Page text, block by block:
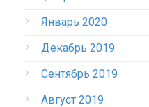
Январь 2020
Декабрь 2019
Сентябрь 2019
Август 2019